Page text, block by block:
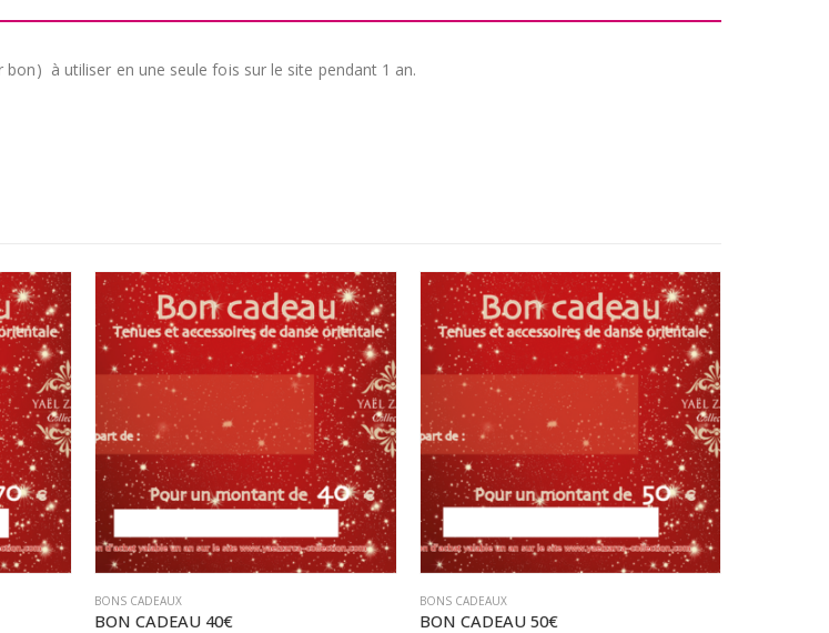
à utiliser en une seule fois sur le site pendant 1 an.
BONS CADEAUX
BON CADEAU 40€
BONS CADEAUX
BON CADEAU 50€